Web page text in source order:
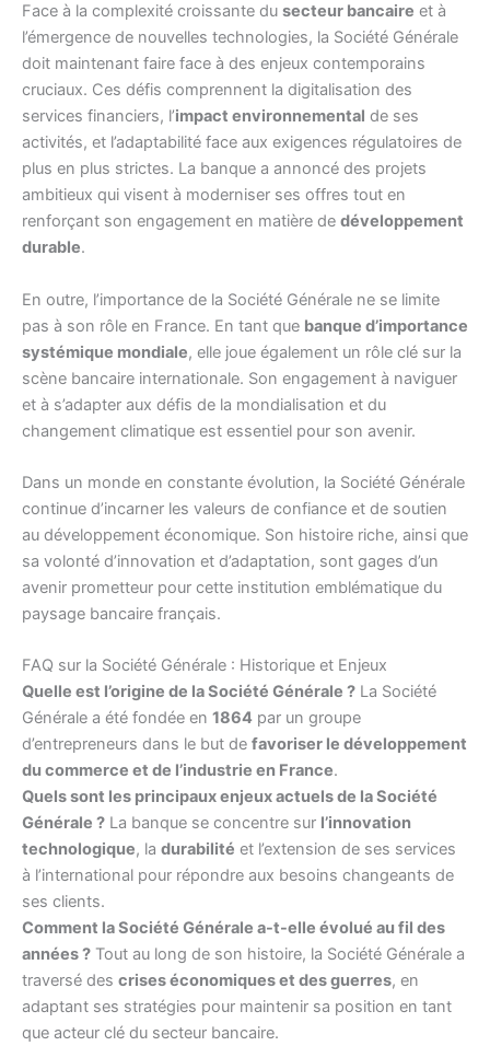
Face à la complexité croissante du secteur bancaire et à
l’émergence de nouvelles technologies, la Société Générale
doit maintenant faire face à des enjeux contemporains
cruciaux. Ces défis comprennent la digitalisation des
services financiers, l’impact environnemental de ses
activités, et l’adaptabilité face aux exigences régulatoires de
plus en plus strictes. La banque a annoncé des projets
ambitieux qui visent à moderniser ses offres tout en
renforçant son engagement en matière de développement
durable.
En outre, l’importance de la Société Générale ne se limite
pas à son rôle en France. En tant que banque d’importance
systémique mondiale, elle joue également un rôle clé sur la
scène bancaire internationale. Son engagement à naviguer
et à s’adapter aux défis de la mondialisation et du
changement climatique est essentiel pour son avenir.
Dans un monde en constante évolution, la Société Générale
continue d’incarner les valeurs de confiance et de soutien
au développement économique. Son histoire riche, ainsi que
sa volonté d’innovation et d’adaptation, sont gages d’un
avenir prometteur pour cette institution emblématique du
paysage bancaire français.
FAQ sur la Société Générale : Historique et Enjeux
Quelle est l’origine de la Société Générale ? La Société
Générale a été fondée en 1864 par un groupe
d’entrepreneurs dans le but de favoriser le développement
du commerce et de l’industrie en France.
Quels sont les principaux enjeux actuels de la Société
Générale ? La banque se concentre sur l’innovation
technologique, la durabilité et l’extension de ses services
à l’international pour répondre aux besoins changeants de
ses clients.
Comment la Société Générale a-t-elle évolué au fil des
années ? Tout au long de son histoire, la Société Générale a
traversé des crises économiques et des guerres, en
adaptant ses stratégies pour maintenir sa position en tant
que acteur clé du secteur bancaire.